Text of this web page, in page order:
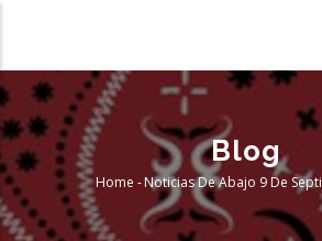
main
content
Blog
Breadcrumb
Home - Noticias De Abajo 9 De